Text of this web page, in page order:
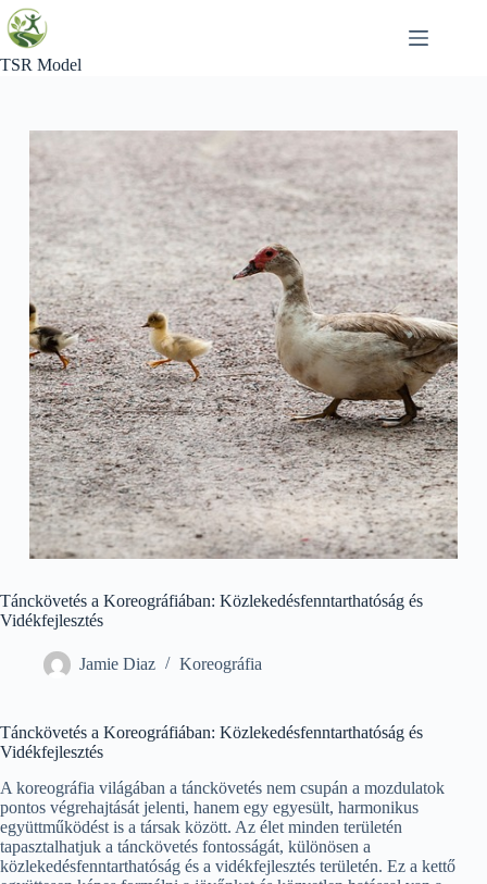
Skip
to
content
TSR Model
Tánckövetés a Koreográfiában: Közlekedésfenntarthatóság és
Vidékfejlesztés
Jamie Diaz Koreográfia
Tánckövetés a Koreográfiában: Közlekedésfenntarthatóság és
Vidékfejlesztés
A koreográfia világában a tánckövetés nem csupán a mozdulatok
pontos végrehajtását jelenti, hanem egy egyesült, harmonikus
együttműködést is a társak között. Az élet minden területén
tapasztalhatjuk a tánckövetés fontosságát, különösen a
közlekedésfenntarthatóság és a vidékfejlesztés területén. Ez a kettő